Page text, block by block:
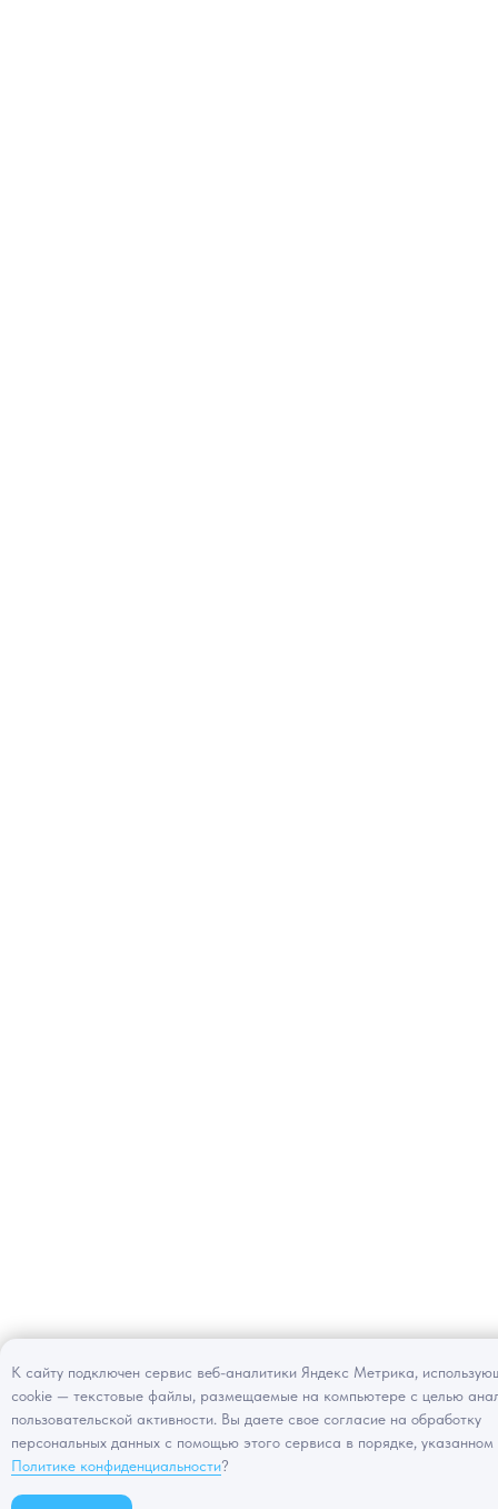
К сайту подключен сервис веб-аналитики Яндекс Метрика,
cookie — текстовые файлы, размещаемые на компьютере с целью
пользовательской активности. Вы даете свое согласие на обработку
персональных данных с помощью этого сервиса в порядке, указанном
Политике конфиденциальности?